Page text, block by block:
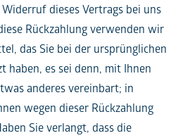
dieses Vertrags bei uns
Rückzahlung verwenden wir
das Sie bei der ursprünglichen
haben, es sei denn, mit Ihnen
anderes vereinbart; in
wegen dieser Rückzahlung
Sie verlangt, dass die